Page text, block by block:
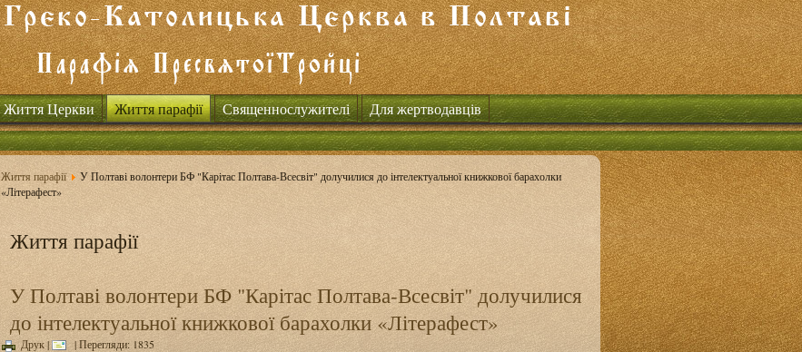
Життя Церкви Життя парафії Священнослужителі
Для жертводавців
Життя парафії
У Полтаві волонтери БФ "Карітас Полтава-Всесвіт" долучилися до інтелектуальної книжкової барахолки
«Літерафест»
Життя парафії
У Полтаві волонтери БФ "Карітас Полтава-Всесвіт" долучилися
до інтелектуальної книжкової барахолки «Літерафест»
Друк| | Перегляди: 1835